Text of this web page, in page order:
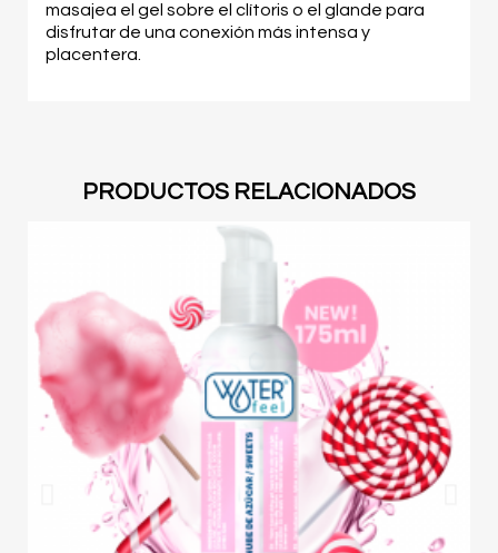
masajea el gel sobre el clítoris o el glande para
disfrutar de una conexión más intensa y
placentera.
PRODUCTOS RELACIONADOS